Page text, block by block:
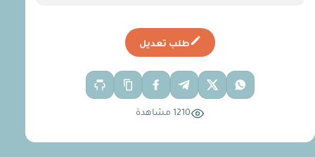
طلب تعديل
1210 مشاهدة